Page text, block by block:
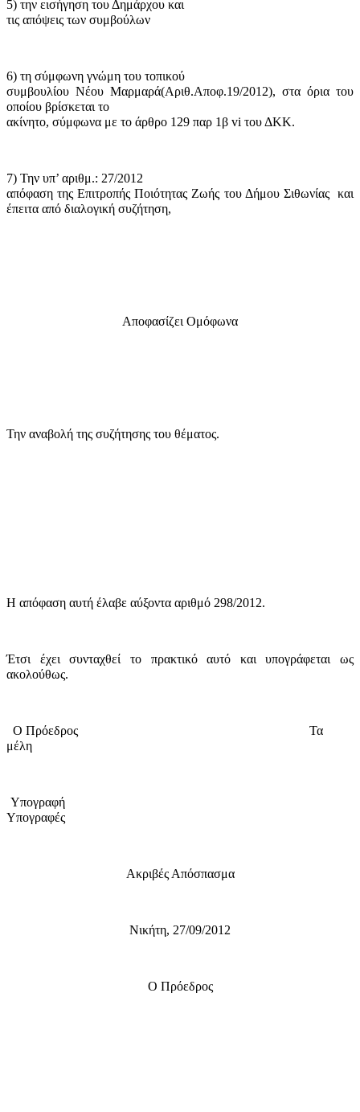
5) την εισήγηση του Δημάρχου και
τις απόψεις των συμβούλων
6) τη σύμφωνη γνώμη του τοπικού
συμβουλίου Νέου Μαρμαρά(Αριθ.Αποφ.19/2012), στα όρια του
οποίου βρίσκεται το
ακίνητο, σύμφωνα με το άρθρο 129 παρ 1β vi του ΔΚΚ.
7) Την υπ’ αριθμ.: 27/2012
απόφαση της Επιτροπής Ποιότητας Ζωής του Δήμου Σιθωνίας
και
έπειτα από διαλογική συζήτηση,
Αποφασίζει Ομόφωνα
Την αναβολή της συζήτησης του θέματος.
Η απόφαση αυτή έλαβε αύξοντα αριθμό 298/2012.
Έτσι έχει συνταχθεί το πρακτικό αυτό και υπογράφεται ως
ακολούθως.
Ο Πρόεδρος
Τα
μέλη
Υπογραφή
Υπογραφές
Ακριβές Απόσπασμα
Νικήτη, 27/09/2012
Ο Πρόεδρος